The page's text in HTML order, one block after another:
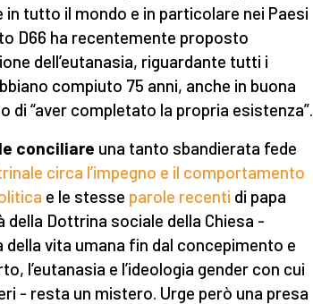
in tutto il mondo e in particolare nei Paesi
D66 ha recentemente proposto
dell’eutanasia, riguardante tutti i
compiuto 75 anni, anche in buona
di “aver completato la propria esistenza”.
conciliare una tanto sbandierata fede
circa l’impegno e il comportamento
e le stesse parole recenti di papa
della Dottrina sociale della Chiesa -
vita umana fin dal concepimento e
l’eutanasia e l’ideologia gender con cui
- resta un mistero. Urge però una presa